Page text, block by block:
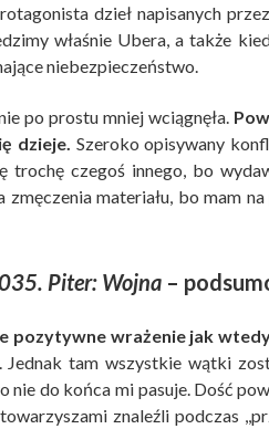
dzieł napisanych
właśnie Ubera, a także
niebezpieczeństwo.
po prostu mniej wciągnęła.
dzieje. Szeroko opisywany
trochę czegoś innego, bo
materiału, bo mam
Piter: Wojna–
pozytywne wrażenie jak
. Jednak tam wszystkie wątki
nie do końca mi pasuje. Dość
znaleźli podczas